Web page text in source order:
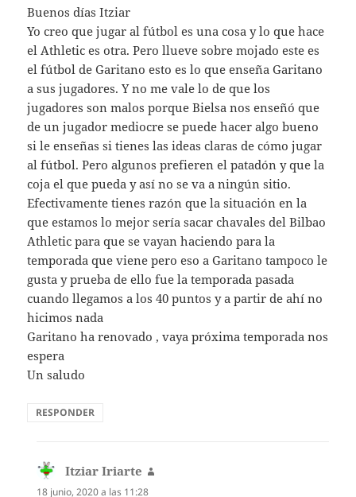
Buenos días Itziar
Yo creo que jugar al fútbol es una cosa y lo que hace
el Athletic es otra. Pero llueve sobre mojado este es
el fútbol de Garitano esto es lo que enseña Garitano
a sus jugadores. Y no me vale lo de que los
jugadores son malos porque Bielsa nos enseñó que
de un jugador mediocre se puede hacer algo bueno
si le enseñas si tienes las ideas claras de cómo jugar
al fútbol. Pero algunos prefieren el patadón y que la
coja el que pueda y así no se va a ningún sitio.
Efectivamente tienes razón que la situación en la
que estamos lo mejor sería sacar chavales del Bilbao
Athletic para que se vayan haciendo para la
temporada que viene pero eso a Garitano tampoco le
gusta y prueba de ello fue la temporada pasada
cuando llegamos a los 40 puntos y a partir de ahí no
hicimos nada
Garitano ha renovado , vaya próxima temporada nos
espera
Un saludo
RESPONDER
Itziar Iriarte
18 junio, 2020 a las 11:28